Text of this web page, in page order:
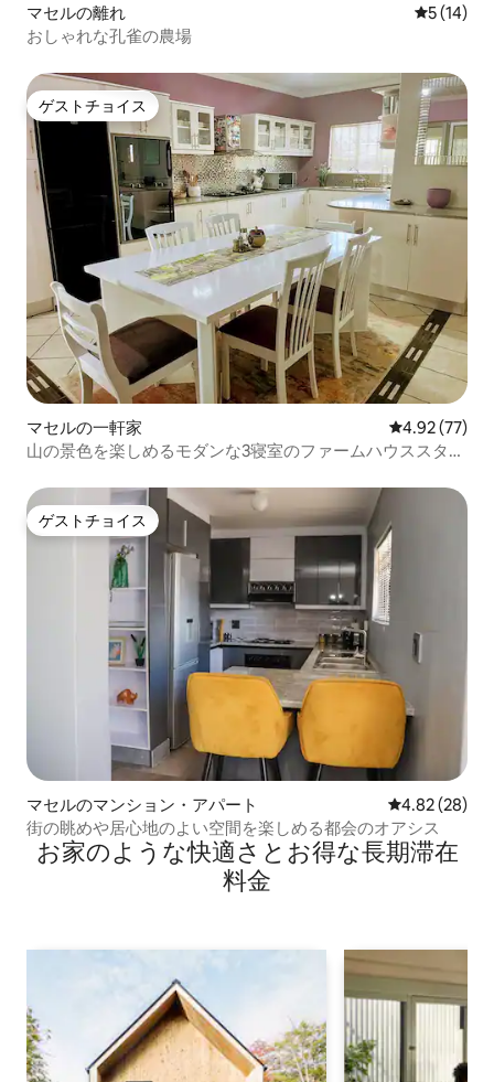
マセルの離れ レビュー
5 (14)
おしゃれな孔雀の農場
ゲストチョイス
ゲストチョイス
マセルの一軒家 レビュー77
4.92 (77)
山の景色を楽しめるモダンな3寝室のファームハウススタイ
ゲストチョイス
ゲストチョイス
マセルのマンション・アパート レビュー28
4.82 (28)
街の眺めや居心地のよい空間を楽しめる都会のオアシス
お家のような快⁠適⁠さ⁠とお⁠得⁠な長⁠期⁠滞⁠在
料⁠金